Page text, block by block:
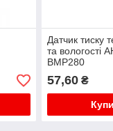
Датчик тиску
та вологості
BMP280
57,60₴